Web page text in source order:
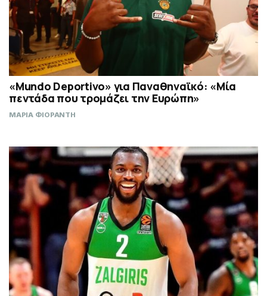
«Mundo Deportivo» για Παναθηναϊκό: «Μία
πεντάδα που τρομάζει την Ευρώπη»
ΜΑΡΙΑ ΦΙΟΡΑΝΤΗ